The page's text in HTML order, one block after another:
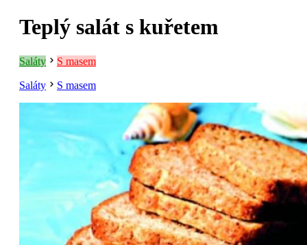
Teplý salát s kuřetem
Saláty S masem
Saláty S masem